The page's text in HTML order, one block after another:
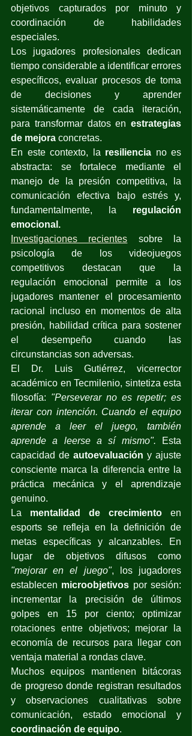
objetivos capturados por minuto y
coordinación de habilidades
especiales.
Los jugadores profesionales dedican
tiempo considerable a identificar errores
específicos, evaluar procesos de toma
de decisiones y aprender
sistemáticamente de cada iteración,
para transformar datos en estrategias
de mejora concretas.
En este contexto, la resiliencia no es
abstracta: se fortalece mediante el
manejo de la presión competitiva, la
comunicación efectiva bajo estrés y,
fundamentalmente, la regulación
emocional.
Investigaciones recientes sobre la
psicología de los videojuegos
competitivos destacan que la
regulación emocional permite a los
jugadores mantener el procesamiento
racional incluso en momentos de alta
presión, habilidad crítica para sostener
el desempeño cuando las
circunstancias son adversas.
El Dr. Luis Gutiérrez, vicerrector
académico en Tecmilenio, sintetiza esta
filosofía: "Perseverar no es repetir; es
iterar con intención. Cuando el equipo
aprende a leer el juego, también
aprende a leerse a sí mismo". Esta
capacidad de autoevaluación y ajuste
consciente marca la diferencia entre la
práctica mecánica y el aprendizaje
genuino.
La mentalidad de crecimiento en
esports se refleja en la definición de
metas específicas y alcanzables. En
"mejorar en el juego", los jugadores
establecen microobjetivos por sesión:
incrementar la precisión de últimos
golpes en 15 por ciento; optimizar
rotaciones entre objetivos; mejorar la
economía de recursos para llegar con
ventaja material a rondas clave.
Muchos equipos mantienen bitácoras
de progreso donde registran resultados
y observaciones cualitativas sobre
coordinación de equipo.